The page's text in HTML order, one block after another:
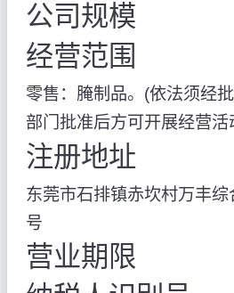
公司规模
经营范围
零售：腌制品。(依法须经
部门批准后方可开展经营活
注册地址
东莞市石排镇赤坎村万丰
号
营业期限